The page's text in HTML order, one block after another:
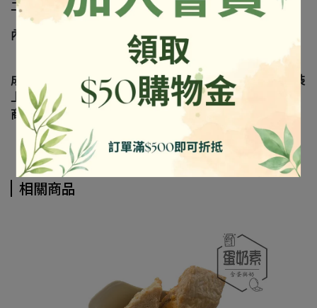
二鈉)、香料。
內含致敏物：大豆、小麥、奶類製品、蛋製品
成份及營養標示如圖所示，若與圖片有差異時，以實際包裝
上標示為準
商品照出自官網
相關商品